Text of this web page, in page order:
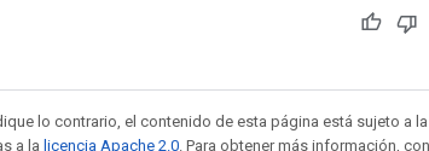
lo contrario, el contenido de esta página está sujeto a la
a la licencia Apache 2.0 . Para obtener más información,